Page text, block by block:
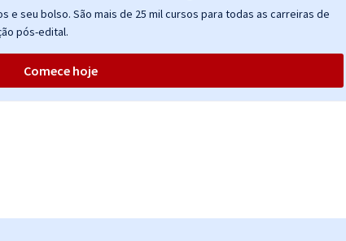
e seu bolso. São mais de 25 mil cursos para todas as carreiras de
pós-edital.
Comece hoje